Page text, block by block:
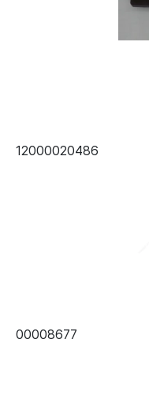
12000020486
00008677